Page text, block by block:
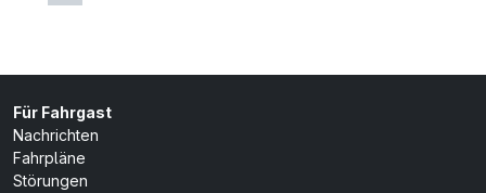
Für Fahrgast
Nachrichten
Fahrpläne
Störungen